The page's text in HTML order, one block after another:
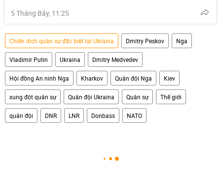
5 Tháng Bảy, 11:25
Chiến dịch quân sự đặc biệt tại Ukraina Dmitry Peskov Nga
Vladimir Putin Ukraina Dmitry Medvedev
Hội đồng An ninh Nga Kharkov Quân đội Nga Kiev
xung đột quân sự Quân đội Ukraina Quân sự Thế giới
quân đội DNR LNR Donbass NATO